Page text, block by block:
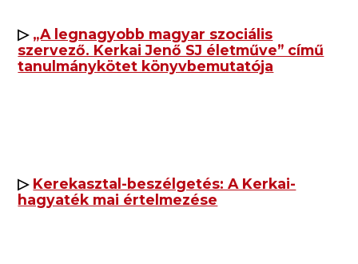
▷ „A legnagyobb magyar szociális
szervező. Kerkai Jenő SJ életműve” című
tanulmánykötet könyvbemutatója
▷ Kerekasztal-beszélgetés: A Kerkai-
hagyaték mai értelmezése